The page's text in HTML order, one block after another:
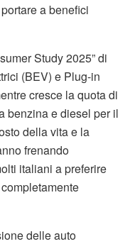
a benefici
Study 2025” di
(BEV) e Plug-in
cresce la quota di
benzina e diesel per il
della vita e la
frenando
italiani a preferire
delle auto